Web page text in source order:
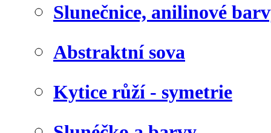
Slunečnice, anilinové
Abstraktní sova
Kytice růží - symetrie